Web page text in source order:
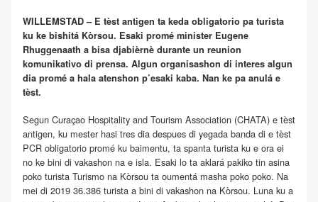
WILLEMSTAD – E tèst antigen ta keda obligatorio pa turista
ku ke bishitá Kòrsou. Esaki promé minister Eugene
Rhuggenaath a bisa djabièrnè durante un reunion
komunikativo di prensa. Algun organisashon di interes algun
dia promé a hala atenshon p’esaki kaba. Nan ke pa anulá e
tèst.
Segun Curaçao Hospitality and Tourism Association (CHATA) e tèst
antigen, ku mester hasi tres dia despues di yegada banda di e tèst
PCR obligatorio promé ku baimentu, ta spanta turista ku e ora ei
no ke bini di vakashon na e isla. Esaki lo ta aklará pakiko tin asina
poko turista Turismo na Kòrsou ta oumentá masha poko poko. Na
mei di 2019 36.386 turista a bini di vakashon na Kòrsou. Luna ku a